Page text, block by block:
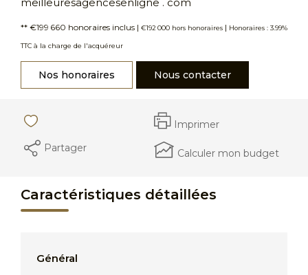
** €199 660 honoraires inclus | €192 000 hors honoraires | Honoraires : 3.99%
TTC à la charge de l'acquéreur
Nos honoraires Nous contacter
Imprimer
Partager
Calculer mon budget
Caractéristiques détaillées
Général